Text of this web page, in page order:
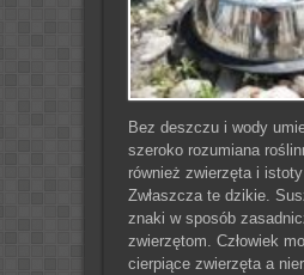
Bez deszczu i wody
szeroko rozumiana
również zwierzęta i istoty
Zwłaszcza te dzikie.
znaki w sposób
zwierzętom. Człowiek
cierpiące zwierzęta a